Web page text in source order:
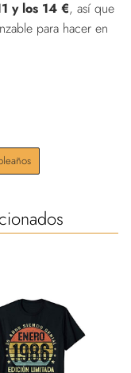
y los 14 €, así que
para hacer en